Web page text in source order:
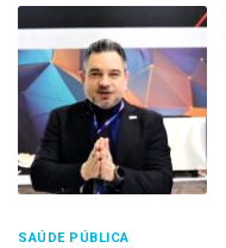
SAÚDE PÚBLICA